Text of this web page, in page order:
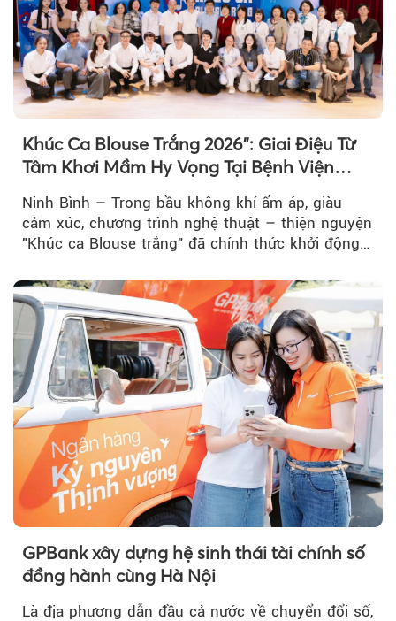
Khúc Ca Blouse Trắng 2026": Giai Điệu Từ
Tâm Khơi Mầm Hy Vọng Tại Bệnh Viện
Bạch Mai Cơ Sở Ninh Bình
Ninh Bình – Trong bầu không khí ấm áp, giàu
cảm xúc, chương trình nghệ thuật – thiện nguyện
"Khúc ca Blouse trắng" đã chính thức khởi động
GPBank xây dựng hệ sinh thái tài chính số
đồng hành cùng Hà Nội
Là địa phương dẫn đầu cả nước về chuyển đổi số,